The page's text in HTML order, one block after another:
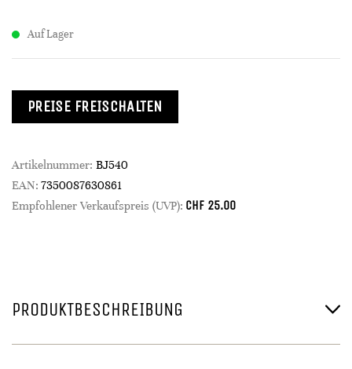
Auf Lager
PREISE FREISCHALTEN
Artikelnummer: BJ540
EAN: 7350087630861
Empfohlener Verkaufspreis (UVP): CHF 25.00
PRODUKTBESCHREIBUNG